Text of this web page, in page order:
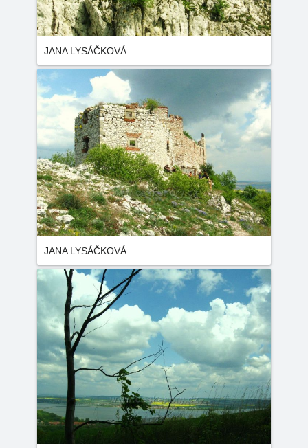
JANA LYSÁČKOVÁ
JANA LYSÁČKOVÁ